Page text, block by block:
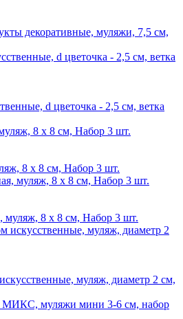
декоративные, муляжи, 7,5 см,
d цветочка - 2,5 см, ветка
8 х 8 см, Набор 3 шт.
муляж, 8 х 8 см, Набор 3 шт.
муляж, диаметр 2 см,